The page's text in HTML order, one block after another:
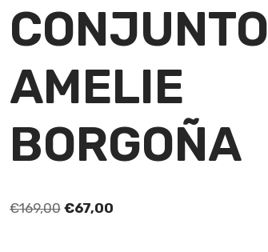
CONJUNTO
AMELIE
BORGOÑA
€169,00 €67,00